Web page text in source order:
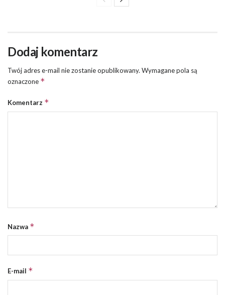
Dodaj komentarz
Twój adres e-mail nie zostanie opublikowany. Wymagane pola są
oznaczone *
Komentarz *
Nazwa *
E-mail *